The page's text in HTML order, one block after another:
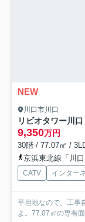
NEW
川口市川口
リビオタワー川
9,350万円
30階 / 77.07㎡ /
京浜東北線「川
CATV インター
平坦地なので、工事
よ。77.07㎡の専有